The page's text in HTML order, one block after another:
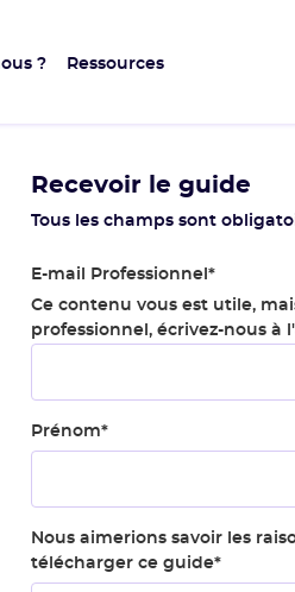
? Ressources
Recevoir le guide
Tous les champs sont
E-mail Professionnel*
Ce contenu vous est utile,
professionnel, écrivez-nous à
Prénom*
Nous aimerions savoir les
télécharger ce guide*